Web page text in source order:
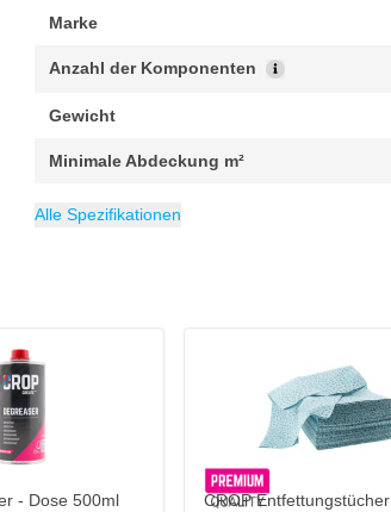
Marke
Anzahl der Komponenten
Gewicht
Minimale Abdeckung m²
EAN 6095704199154
Packung
Inhalt 8.5 Liter
Glanzgrad
Kategorie
Alle Spezifikationen
- Dose 500ml
CROP Entfettungstücher